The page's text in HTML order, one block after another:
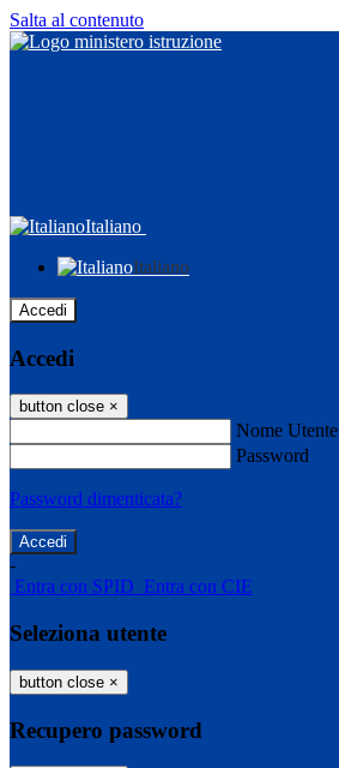
Salta al contenuto
Italiano
Italiano
Accedi
Accedi
button close ×
Nome Utente
Password
Password dimenticata?
-
Entra con SPID Entra con CIE
Seleziona utente
button close ×
Recupero password